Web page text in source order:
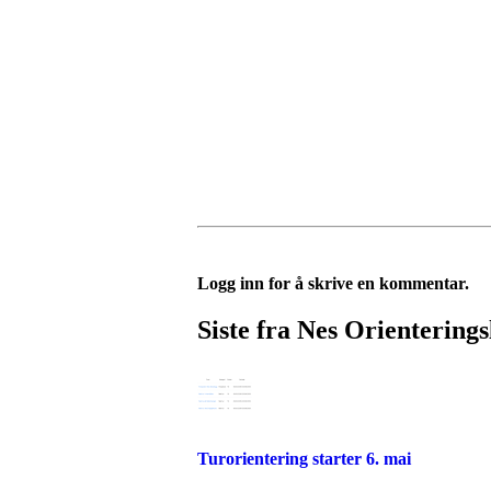
Logg inn for å skrive en kommentar.
Siste fra Nes
Turorientering starter 6. mai